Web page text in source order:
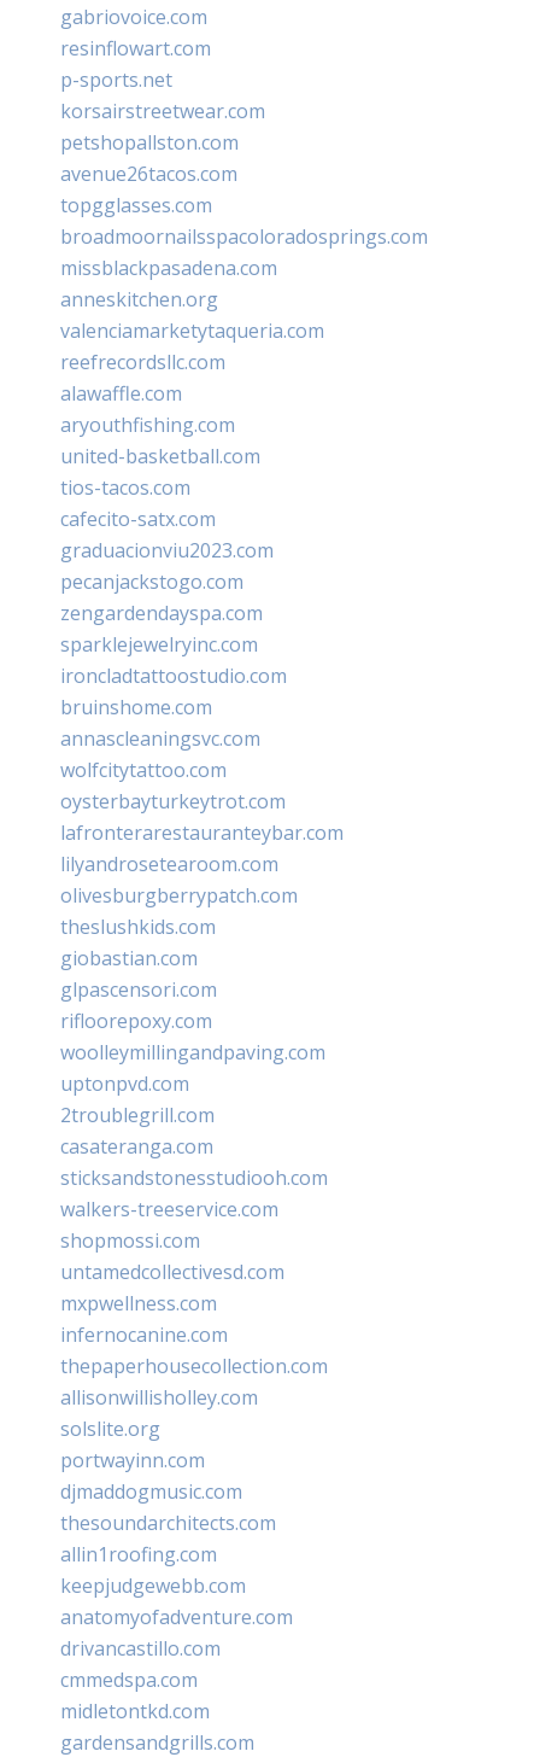
gabriovoice.com
resinflowart.com
p-sports.net
korsairstreetwear.com
petshopallston.com
avenue26tacos.com
topgglasses.com
broadmoornailsspacoloradosprings.com
missblackpasadena.com
anneskitchen.org
valenciamarketytaqueria.com
reefrecordsllc.com
alawaffle.com
aryouthfishing.com
united-basketball.com
tios-tacos.com
cafecito-satx.com
graduacionviu2023.com
pecanjackstogo.com
zengardendayspa.com
sparklejewelryinc.com
ironcladtattoostudio.com
bruinshome.com
annascleaningsvc.com
wolfcitytattoo.com
oysterbayturkeytrot.com
lafronterarestauranteybar.com
lilyandrosetearoom.com
olivesburgberrypatch.com
theslushkids.com
giobastian.com
glpascensori.com
rifloorepoxy.com
woolleymillingandpaving.com
uptonpvd.com
2troublegrill.com
casateranga.com
sticksandstonesstudiooh.com
walkers-treeservice.com
shopmossi.com
untamedcollectivesd.com
mxpwellness.com
infernocanine.com
thepaperhousecollection.com
allisonwillisholley.com
solslite.org
portwayinn.com
djmaddogmusic.com
thesoundarchitects.com
allin1roofing.com
keepjudgewebb.com
anatomyofadventure.com
drivancastillo.com
cmmedspa.com
midletontkd.com
gardensandgrills.com